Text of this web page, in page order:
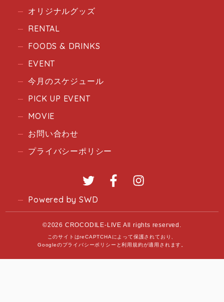
オリジナルグッズ
RENTAL
FOODS & DRINKS
EVENT
今月のスケジュール
PICK UP EVENT
MOVIE
お問い合わせ
プライバシーポリシー
Twitter Facebook
Powered by SWD
©2026 CROCODILE-LIVE All rights reserved.
このサイトはreCAPTCHAによって保護されており、
Googleのプライバシーポリシー と利用規約が適用されます。